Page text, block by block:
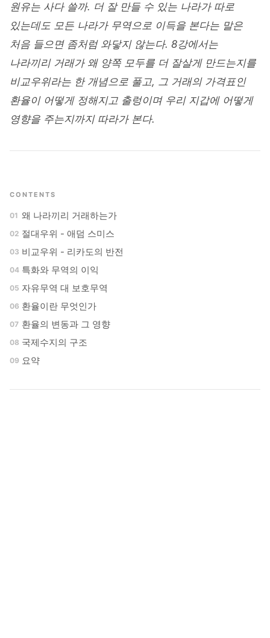
원유는 사다 쓸까. 더 잘 만들 수 있는 나라가 따로
있는데도 모든 나라가 무역으로 이득을 본다는 말은
처음 들으면 좀처럼 와닿지 않는다. 8강에서는
나라끼리 거래가 왜 양쪽 모두를 더 잘살게 만드는지를
비교우위라는 한 개념으로 풀고, 그 거래의 가격표인
환율이 어떻게 정해지고 출렁이며 우리 지갑에 어떻게
영향을 주는지까지 따라가 본다.
CONTENTS
왜 나라끼리 거래하는가
절대우위 - 애덤 스미스
비교우위 - 리카도의 반전
특화와 무역의 이익
자유무역 대 보호무역
환율이란 무엇인가
환율의 변동과 그 영향
국제수지의 구조
요약